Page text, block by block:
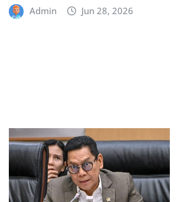
Admin Jun 28, 2026